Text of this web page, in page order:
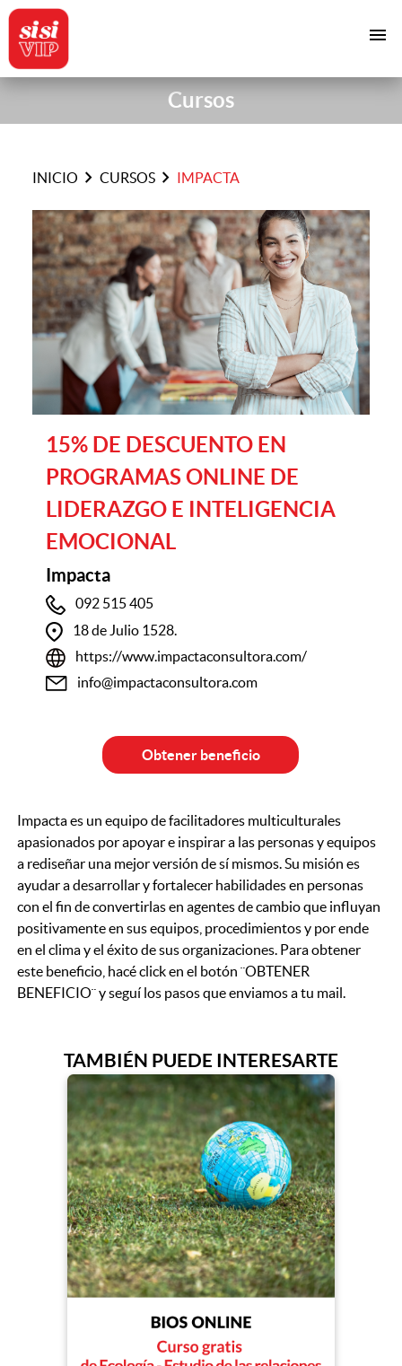
menu
Cursos
INICIO chevron_right CURSOSchevron_right IMPACTA
15% DE DESCUENTO EN
PROGRAMAS ONLINE DE
LIDERAZGO E INTELIGENCIA
EMOCIONAL
Impacta
092 515 405
18 de Julio 1528.
https://www.impactaconsultora.com/
info@impactaconsultora.com
Obtener beneficio
Impacta es un equipo de facilitadores multiculturales
apasionados por apoyar e inspirar a las personas y equipos
a rediseñar una mejor versión de sí mismos. Su misión es
ayudar a desarrollar y fortalecer habilidades en personas
con el fin de convertirlas en agentes de cambio que influyan
positivamente en sus equipos, procedimientos y por ende
en el clima y el éxito de sus organizaciones. Para obtener
este beneficio, hacé click en el botón ¨OBTENER
BENEFICIO¨ y seguí los pasos que enviamos a tu mail.
TAMBIÉN PUEDE INTERESARTE